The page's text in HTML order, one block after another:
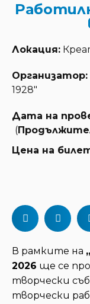
Локация:
Организатор:
1928"
Дата на
(
Цена на
В рамките на
2026 ще се
творчески
творчески